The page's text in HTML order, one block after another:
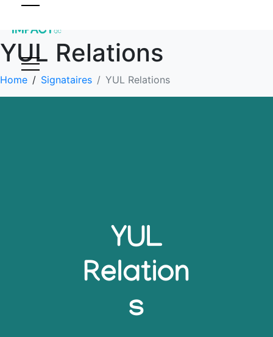
YUL Relations
Home Signataires YUL Relations
YUL
Relation
s